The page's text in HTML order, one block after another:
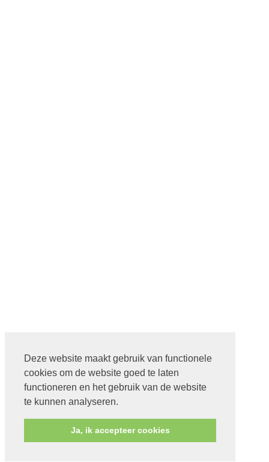
Deze website maakt gebruik van functionele
cookies om de website goed te laten
functioneren en het gebruik van de website
te kunnen analyseren.
Ja, ik accepteer cookies